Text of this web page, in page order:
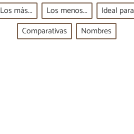
Los más... Los menos...
Ideal para
Comparativas
Nombres